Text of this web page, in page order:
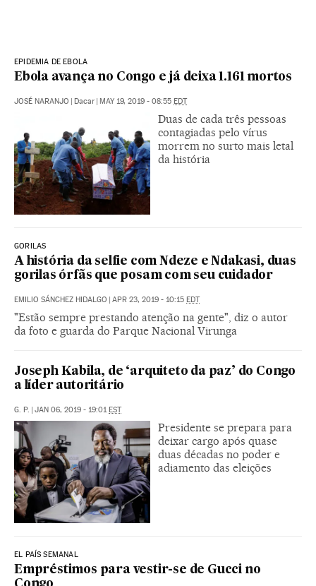
EPIDEMIA DE EBOLA
Ebola avança no Congo e já deixa 1.161 mortos
JOSÉ NARANJO | Dacar | MAY 19, 2019 - 08:55 EDT
Duas de cada três pessoas
contagiadas pelo vírus
morrem no surto mais letal
da história
GORILAS
A história da selfie com Ndeze e Ndakasi, duas
gorilas órfãs que posam com seu cuidador
EMILIO SÁNCHEZ HIDALGO | APR 23, 2019 - 10:15 EDT
"Estão sempre prestando atenção na gente", diz o autor
da foto e guarda do Parque Nacional Virunga
Joseph Kabila, de ‘arquiteto da paz’ do Congo
a líder autoritário
G. P. | JAN 06, 2019 - 19:01EST
Presidente se prepara para
deixar cargo após quase
duas décadas no poder e
adiamento das eleições
EL PAÍS SEMANAL
Empréstimos para vestir-se de Gucci no